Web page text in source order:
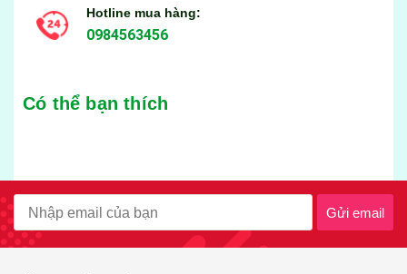
Hotline mua hàng:
0984563456
Có thể bạn thích
Gửi email